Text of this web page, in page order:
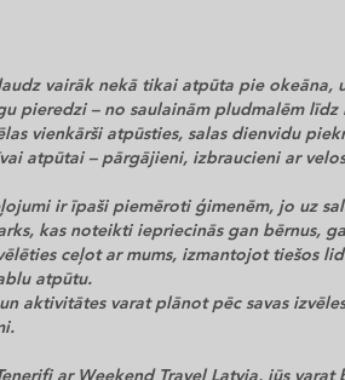
vairāk nekā tikai atpūta pie
pieredzi – no saulainām pludmalēm
vienkārši atpūsties, salas dienvidu
atpūtai – pārgājieni, izbraucieni ar
ir īpaši piemēroti ģimenēm, jo uz
kas noteikti iepriecinās gan bērnus,
ceļot ar mums, izmantojot tiešos
atpūtu.
aktivitātes varat plānot pēc savas
ar Weekend Travel Latvia, jūs